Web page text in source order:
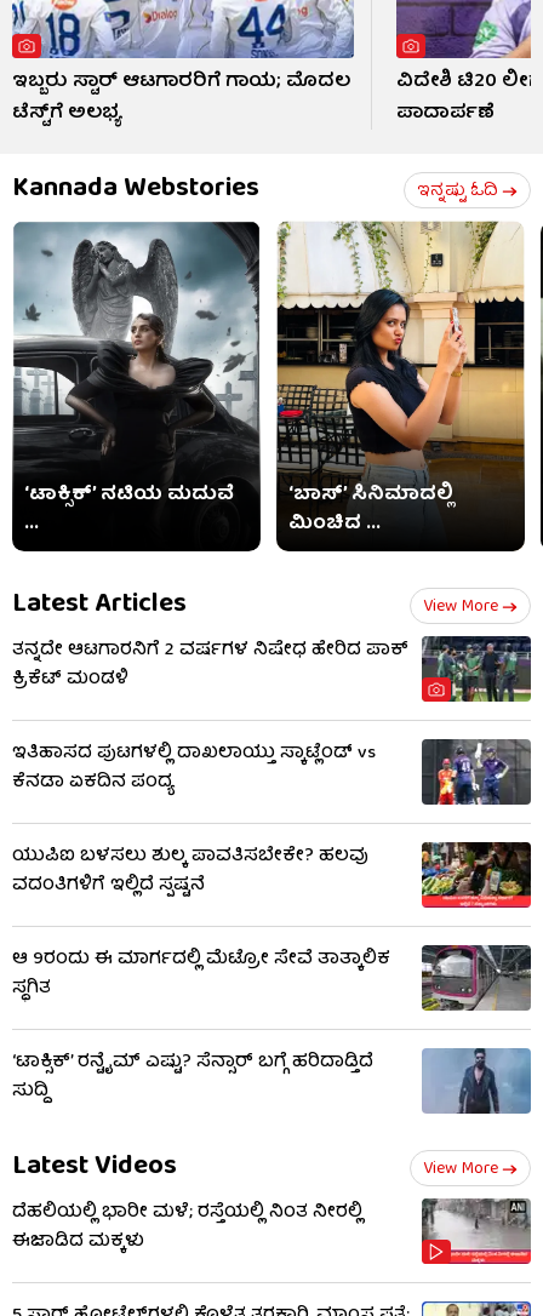
ಇಬ್ಬರು ಸ್ಟಾರ್ ಆಟಗಾರರಿಗೆ ಗಾಯ; ಮೊದಲ
ಟೆಸ್ಟ್​ಗೆ ಅಲಭ್ಯ
ವಿದೇಶಿ ಟಿ20
ಪಾದಾರ್ಪಣೆ
Kannada Webstories ಇನ್ನಷ್ಟು ಓದಿ
‘ಟಾಕ್ಸಿಕ್’ ನಟಿಯ ಮದುವೆ
...
‘ಬಾಸ್’ ಸಿನಿಮಾದಲ್ಲಿ
ಮಿಂಚಿದ ...
Latest Articles View More
ತನ್ನದೇ ಆಟಗಾರನಿಗೆ 2 ವರ್ಷಗಳ ನಿಷೇಧ ಹೇರಿದ ಪಾಕ್
ಕ್ರಿಕೆಟ್ ಮಂಡಳಿ
ಇತಿಹಾಸದ ಪುಟಗಳಲ್ಲಿ ದಾಖಲಾಯ್ತು ಸ್ಕಾಟ್ಲೆಂಡ್ vs
ಕೆನಡಾ ಏಕದಿನ ಪಂದ್ಯ
ಯುಪಿಐ ಬಳಸಲು ಶುಲ್ಕ ಪಾವತಿಸಬೇಕೇ? ಹಲವು
ವದಂತಿಗಳಿಗೆ ಇಲ್ಲಿದೆ ಸ್ಪಷ್ಟನೆ
ಆ 9ರಂದು ಈ ಮಾರ್ಗದಲ್ಲಿ ಮೆಟ್ರೋ ಸೇವೆ ತಾತ್ಕಾಲಿಕ
ಸ್ಥಗಿತ
‘ಟಾಕ್ಸಿಕ್’ ರನ್ಟೈಮ್ ಎಷ್ಟು? ಸೆನ್ಸಾರ್ ಬಗ್ಗೆ ಹರಿದಾಡ್ತಿದೆ
ಸುದ್ದಿ
Latest Videos View More
ದೆಹಲಿಯಲ್ಲಿ ಭಾರೀ ಮಳೆ; ರಸ್ತೆಯಲ್ಲಿ ನಿಂತ ನೀರಲ್ಲಿ
ಈಜಾಡಿದ ಮಕ್ಕಳು